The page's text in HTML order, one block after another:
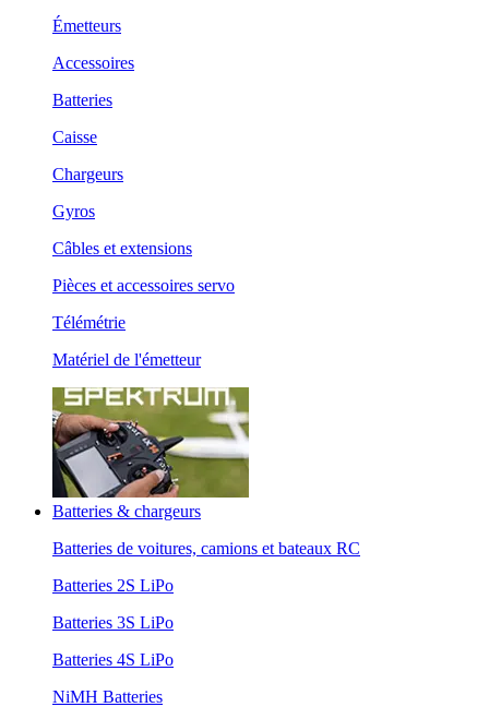
Émetteurs
Accessoires
Batteries
Caisse
Chargeurs
Gyros
Câbles et extensions
Pièces et accessoires servo
Télémétrie
Matériel de l'émetteur
Batteries & chargeurs
Batteries de voitures, camions et bateaux RC
Batteries 2S LiPo
Batteries 3S LiPo
Batteries 4S LiPo
NiMH Batteries